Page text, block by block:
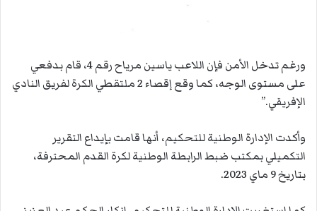
ورغم تدخل الأمن فإن اللاعب ياسين مرياح رقم 4، قام بدفعي
على مستوى الوجه، كما وقع إقصاء 2 ملتقطي الكرة لفريق النادي
الإفريقي.”
وأكدت الإدارة الوطنية للتحكيم، أنها قامت بإيداع التقرير
التكميلي بمكتب ضبط الرابطة الوطنية لكرة القدم المحترفة،
بتاريخ 9 ماي 2023.